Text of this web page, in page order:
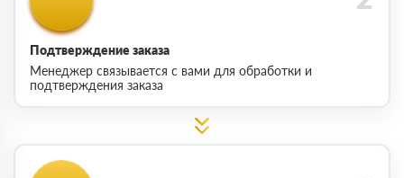
Подтверждение заказа
Менеджер связывается с вами для обработки и
подтверждения заказа